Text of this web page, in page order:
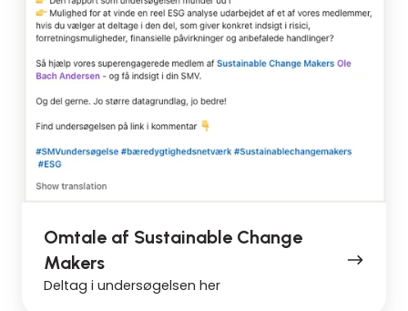
Omtale af Sustainable Change
Makers
Deltag i undersøgelsen her